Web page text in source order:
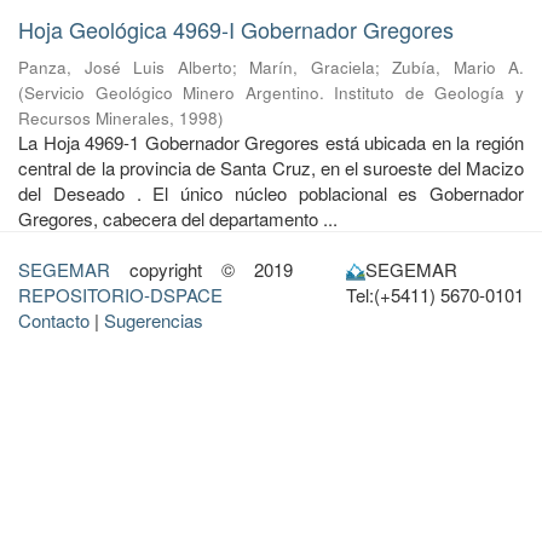
Hoja Geológica 4969-I Gobernador Gregores
Panza, José Luis Alberto; Marín, Graciela; Zubía, Mario A.
(Servicio Geológico Minero Argentino. Instituto de Geología y
Recursos Minerales, 1998)
La Hoja 4969-1 Gobernador Gregores está ubicada en la región
central de la provincia de Santa Cruz, en el suroeste del Macizo
del Deseado . El único núcleo poblacional es Gobernador
Gregores, cabecera del departamento ...
SEGEMAR copyright © 2019
REPOSITORIO-DSPACE
Contacto | Sugerencias
SEGEMAR
Tel:(+5411) 5670-0101